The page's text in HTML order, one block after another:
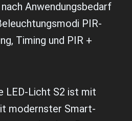
Anwendungsbedarf
PIR-
Timing und PIR +
LED-Licht S2 ist mit
modernster Smart-